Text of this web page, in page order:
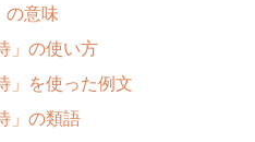
の意味
」の使い方
」を使った例文
」の類語